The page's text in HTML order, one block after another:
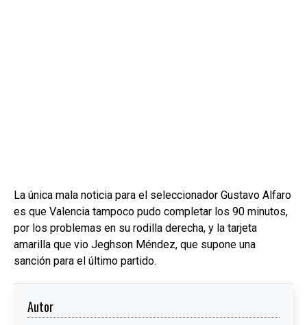
La única mala noticia para el seleccionador Gustavo Alfaro
es que Valencia tampoco pudo completar los 90 minutos,
por los problemas en su rodilla derecha, y la tarjeta
amarilla que vio Jeghson Méndez, que supone una
sanción para el último partido.
Autor